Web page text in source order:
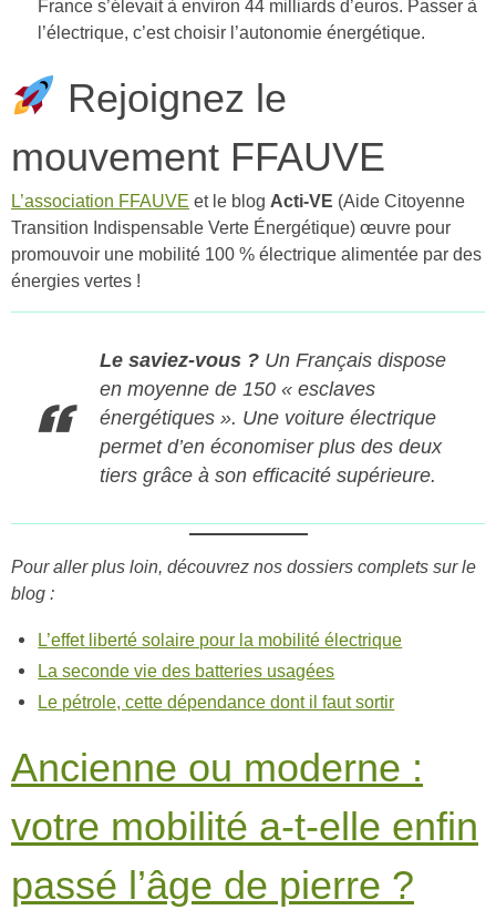
France s’élevait à environ 44 milliards d’euros. Passer à
l’électrique, c’est choisir l’autonomie énergétique.
Rejoignez le
mouvement FFAUVE
L’association FFAUVE et le blog Acti-VE (Aide Citoyenne
Transition Indispensable Verte Énergétique) œuvre pour
promouvoir une mobilité 100 % électrique alimentée par des
énergies vertes !
Le saviez-vous ? Un Français dispose
en moyenne de 150 « esclaves
énergétiques ». Une voiture électrique
permet d’en économiser plus des deux
tiers grâce à son efficacité supérieure.
Pour aller plus loin, découvrez nos dossiers complets sur le
blog :
L’effet liberté solaire pour la mobilité électrique
La seconde vie des batteries usagées
Le pétrole, cette dépendance dont il faut sortir
Ancienne ou moderne :
votre mobilité a-t-elle enfin
passé l’âge de pierre ?